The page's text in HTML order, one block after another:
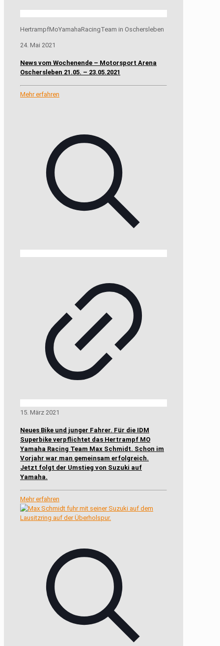
HertrampfMoYamahaRacingTeam in Oschersleben
24. Mai 2021
News vom Wochenende – Motorsport Arena
Oschersleben 21.05. – 23.05.2021
Mehr erfahren
15. März 2021
Neues Bike und junger Fahrer. Für die IDM
Superbike verpflichtet das Hertrampf MO
Yamaha Racing Team Max Schmidt. Schon im
Vorjahr war man gemeinsam erfolgreich.
Jetzt folgt der Umstieg von Suzuki auf
Yamaha.
Mehr erfahren